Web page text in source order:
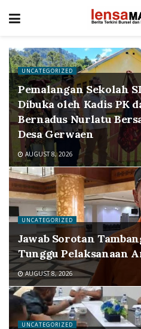
UNCATEGORIZED
Pemalangan Sekolah
Dibuka oleh Kadis PK
Bernadus Nurlatu
Desa Gerwaen
AUGUST 8, 2026
UNCATEGORIZED
Jawab Sorotan
Tunggu Pelaksanaan
AUGUST 8, 2026
UNCATEGORIZED